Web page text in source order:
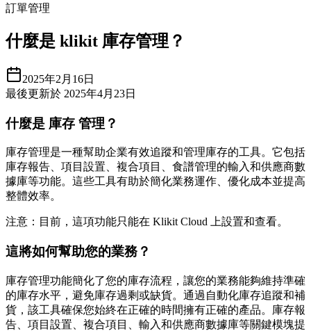
訂單管理
什麼是 klikit 庫存管理？
2025年2月16日
最後更新於 2025年4月23日
什麼是 庫存 管理？
庫存管理是一種幫助企業有效追蹤和管理庫存的工具。它包括
庫存報告、項目設置、複合項目、食譜管理的輸入和供應商數
據庫等功能。這些工具有助於簡化業務運作、優化成本並提高
整體效率。
注意：目前，這項功能只能在 Klikit Cloud 上設置和查看。
這將如何幫助您的業務？
庫存管理功能簡化了您的庫存流程，讓您的業務能夠維持準確
的庫存水平，避免庫存過剩或缺貨。通過自動化庫存追蹤和補
貨，該工具確保您始終在正確的時間擁有正確的產品。庫存報
告、項目設置、複合項目、輸入和供應商數據庫等關鍵模塊提